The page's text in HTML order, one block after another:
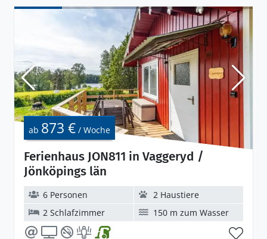
Ferienhaus JON811 in Vaggeryd /
Jönköpings län
ab 873 € / Woche
6 Personen
2 Haustiere
2 Schlafzimmer
150 m zum Wasser